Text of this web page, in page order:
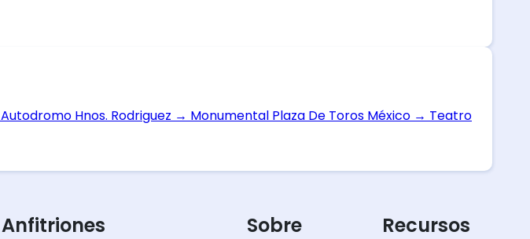
Autodromo Hnos. Rodriguez → Monumental Plaza De Toros México → Teatro
Anfitriones
Recursos
Sobre